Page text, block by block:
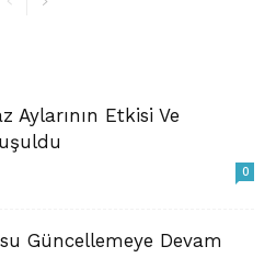
Aylarının Etkisi Ve
0
Güncellemeye Devam